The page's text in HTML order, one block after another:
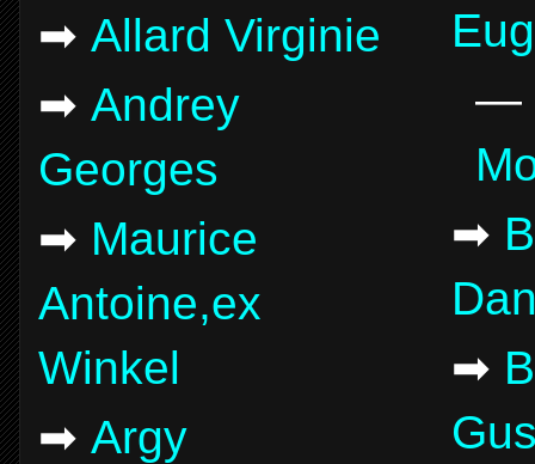
➡ Allard Virginie
➡ Andrey
Georges
➡ Maurice
Antoine,ex
Winkel
➡ Argy
—
➡
➡